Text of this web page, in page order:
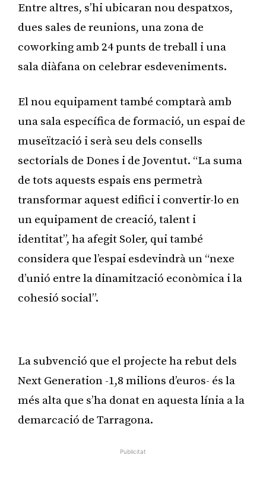
Entre altres, s’hi ubicaran nou despatxos,
dues sales de reunions, una zona de
coworking amb 24 punts de treball i una
sala diàfana on celebrar esdeveniments.
El nou equipament també comptarà amb
una sala específica de formació, un espai de
museïtzació i serà seu dels consells
sectorials de Dones i de Joventut. “La suma
de tots aquests espais ens permetrà
transformar aquest edifici i convertir-lo en
un equipament de creació, talent i
identitat”, ha afegit Soler, qui també
considera que l’espai esdevindrà un “nexe
d’unió entre la dinamització econòmica i la
cohesió social”.
La subvenció que el projecte ha rebut dels
Next Generation -1,8 milions d’euros- és la
més alta que s’ha donat en aquesta línia a la
demarcació de Tarragona.
Publicitat